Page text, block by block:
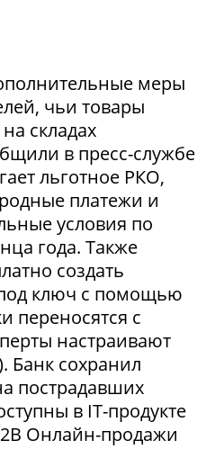
меры
чьи товары
складах
в пресс-службе
льготное РКО,
платежи и
условия по
года. Также
создать
ключ с помощью
переносятся с
настраивают
Банк сохранил
пострадавших
в IT-продукте
Онлайн-продажи